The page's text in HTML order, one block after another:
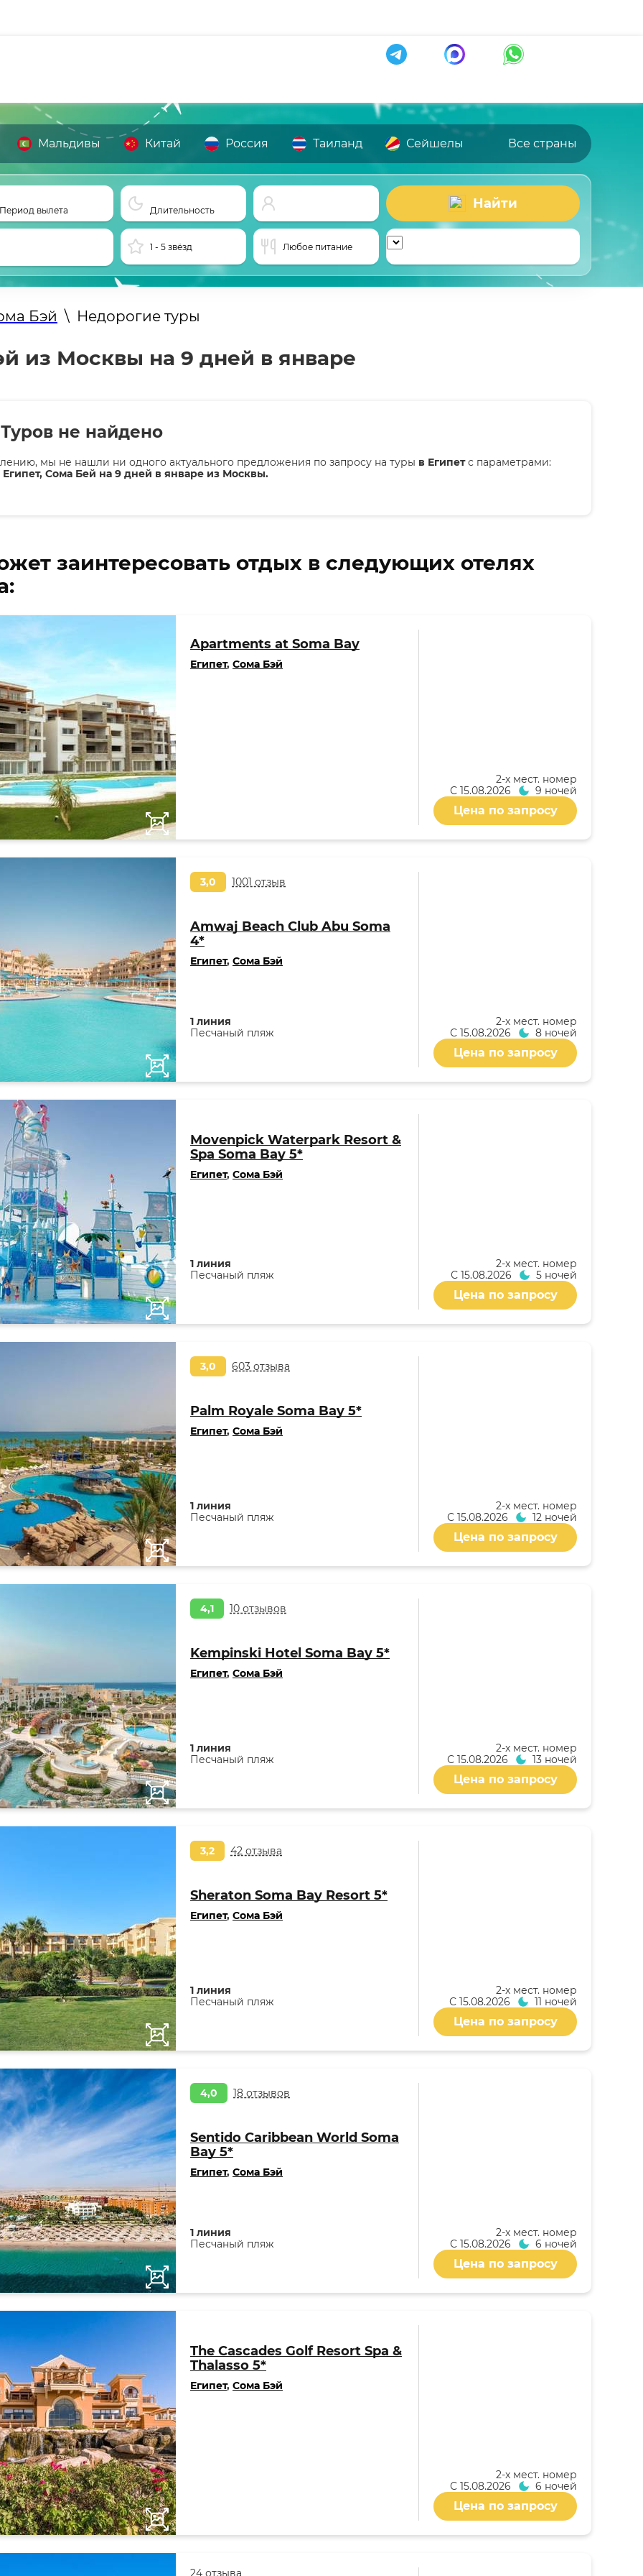
Мальдивы Китай Россия Таиланд Сейшелы Все страны
Период вылета Длительность Найти
1 - 5 звёзд Любое питание
Бэй \ Недорогие туры
из Москвы на 9 дней в январе
Туров не найдено
мы не нашли ни одного актуального предложения по запросу на туры в Египетс параметрами:
Сома Бей на 9 дней в январе из Москвы.
заинтересовать отдых в следующих отелях
Apartments at Soma Bay
Египет, Сома Бэй
2-x мест. номер
С 15.08.2026 9 ночей
Цена по запросу
3,0 1001 отзыв
Amwaj Beach Club Abu Soma
4*
Египет, Сома Бэй
1 линия
Песчаный пляж
2-x мест. номер
С 15.08.2026 8 ночей
Цена по запросу
Movenpick Waterpark Resort &
Spa Soma Bay 5*
Египет, Сома Бэй
1 линия
Песчаный пляж
2-x мест. номер
С 15.08.2026 5 ночей
Цена по запросу
3,0 603 отзыва
Palm Royale Soma Bay 5*
Египет, Сома Бэй
1 линия
Песчаный пляж
2-x мест. номер
С 15.08.2026 12 ночей
Цена по запросу
4,1 10 отзывов
Kempinski Hotel Soma Bay 5*
Египет, Сома Бэй
1 линия
Песчаный пляж
2-x мест. номер
С 15.08.2026 13 ночей
Цена по запросу
3,2 42 отзыва
Sheraton Soma Bay Resort 5*
Египет, Сома Бэй
1 линия
Песчаный пляж
2-x мест. номер
С 15.08.2026 11 ночей
Цена по запросу
4,0 18 отзывов
Sentido Caribbean World Soma
Bay 5*
Египет, Сома Бэй
1 линия
Песчаный пляж
2-x мест. номер
С 15.08.2026 6 ночей
Цена по запросу
The Cascades Golf Resort Spa &
Thalasso 5*
Египет, Сома Бэй
2-x мест. номер
С 15.08.2026 6 ночей
Цена по запросу
24 отзыва